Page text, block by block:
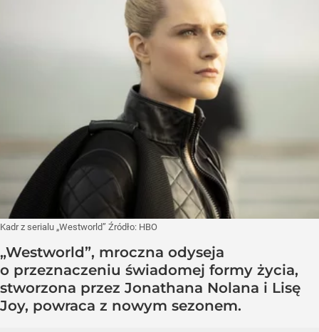
Kadr z serialu „Westworld” Źródło: HBO
„Westworld”, mroczna odyseja
o przeznaczeniu świadomej formy życia,
stworzona przez Jonathana Nolana i Lisę
Joy, powraca z nowym sezonem.